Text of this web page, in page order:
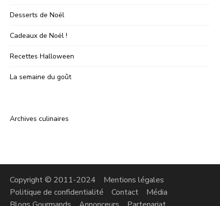
Desserts de Noël
Cadeaux de Noël !
Recettes Halloween
La semaine du goût
Archives culinaires
Copyright © 2011-2024
Mentions légales
Politique de confidentialité
Contact
Média